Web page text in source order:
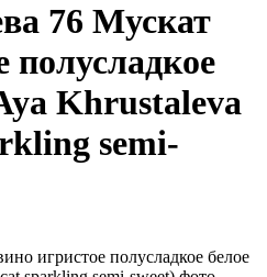
76 Мускат
полусладкое
Khrustaleva
semi-